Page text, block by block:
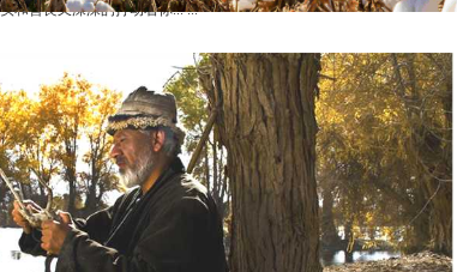
和善良又深深的打动着你... ...